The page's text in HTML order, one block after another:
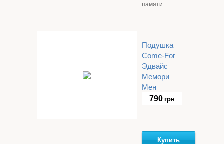
памяти
Подушка
Come-For
Эдвайс
Мемори
Мен
790 грн
Купить